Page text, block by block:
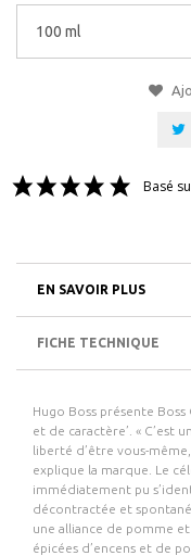
Basé
EN SAVOIR PLUS
FICHE TECHNIQUE
Hugo Boss présente
et de caractère’. « C’est
liberté d’être vous-
explique la marque. Le
immédiatement pu
décontractée et
une alliance de pomme
épicées d’encens et de